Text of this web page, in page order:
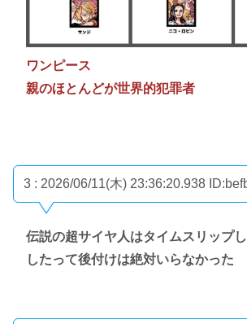
ワンピース
親のほとんどが世界的犯罪者
3 : 2026/06/11(木) 23:36:20.938
伝説の超サイヤ人はタイムスリップ
したって後付けは絶対いらなかった